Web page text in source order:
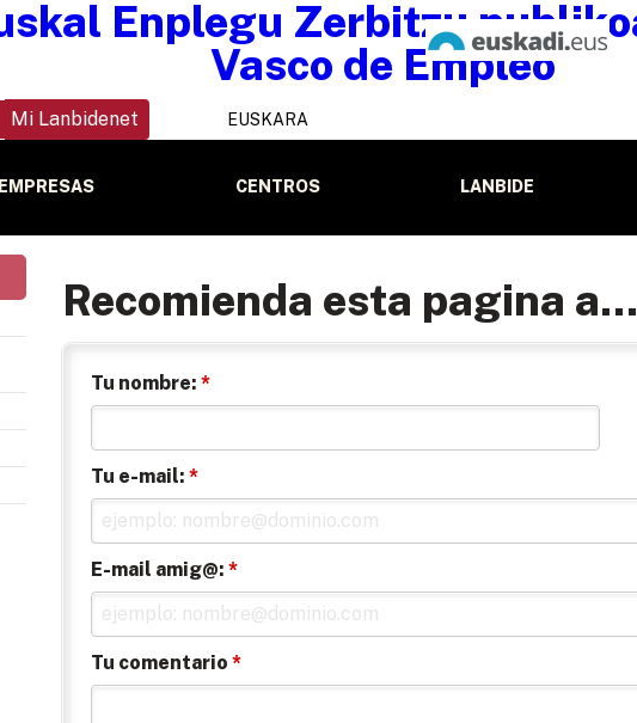
Mi Lanbidenet EUSKARA
EMPRESAS CENTROS LANBIDE
Recomienda esta pagina a...
Tu nombre: *
Tu e-mail: *
E-mail amig@: *
Tu comentario *